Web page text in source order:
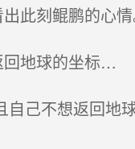
此刻鲲鹏的心情
回地球的坐标…
己不想返回地